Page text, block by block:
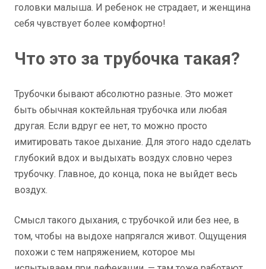
головки малыша. И ребенок не страдает, и женщина
себя чувствует более комфортно!
Что это за трубочка такая?
Трубочки бывают абсолютно разные. Это может
быть обычная коктейльная трубочка или любая
другая. Если вдруг ее нет, то можно просто
имитировать такое дыхание. Для этого надо сделать
глубокий вдох и выдыхать воздух словно через
трубочку. Главное, до конца, пока не выйдет весь
воздух.
Смысл такого дыхания, с трубочкой или без нее, в
том, чтобы на выдохе напрягался живот. Ощущения
похожи с тем напряжением, которое мы